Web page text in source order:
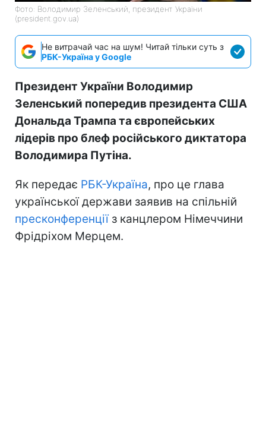
Фото: Володимир Зеленський, президент України
(president.gov.ua)
Не витрачай час на шум! Читай тільки суть з
РБК-Україна у Google
Президент України Володимир
Зеленський попередив президента США
Дональда Трампа та європейських
лідерів про блеф російського диктатора
Володимира Путіна.
Як передає РБК-Україна, про це глава
української держави заявив на спільній
пресконференціїз канцлером Німеччини
Фрідріхом Мерцем.